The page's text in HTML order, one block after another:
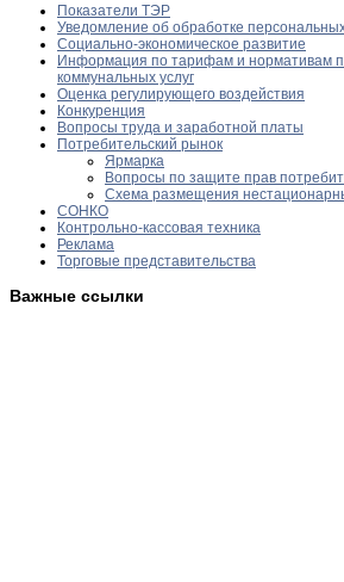
Показатели ТЭР
Уведомление об обработке
Социально-экономическое развитие
Информация по тарифам и нормативам
коммунальных услуг
Оценка регулирующего воздействия
Конкуренция
Вопросы труда и заработной платы
Потребительский рынок
Ярмарка
Вопросы по защите прав
Схема размещения
СОНКО
Контрольно-кассовая техника
Реклама
Торговые представительства
Важные ссылки